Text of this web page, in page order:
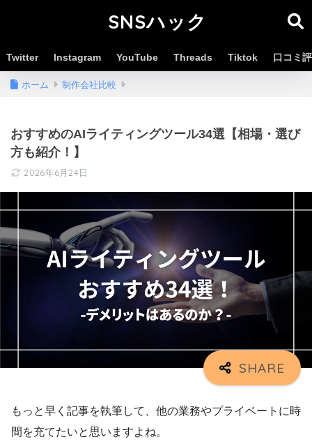
SNSハック
Twitter Instagram YouTube Threads Tiktok 口コミ
ホーム 制作会社比較
おすすめのAIライティングツール34選【相場・選び
方も紹介！】
2026年6月24日
もっと早く記事を執筆して、他の業務やプライベートに時
間を充てたいと思いますよね。